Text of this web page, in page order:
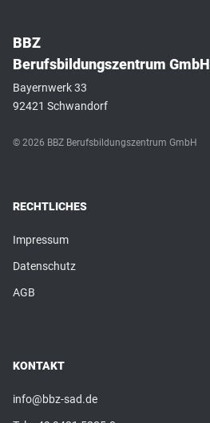
BBZ
Berufsbildungszentrum GmbH
Bayernwerk 33
92421 Schwandorf
© 2026 BBZ Berufsbildungszentrum GmbH
RECHTLICHES
Impressum
Datenschutz
AGB
KONTAKT
info@bbz-sad.de